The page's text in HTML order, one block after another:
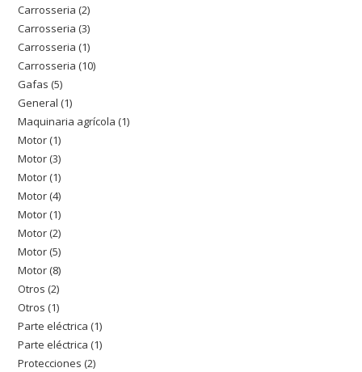
productos
Carrosseria 22
productos
Carrosseria 33
productos
Carrosseria 11
producto
Carrosseria 1010
Gafas 55
productos
General 11
producto
Maquinaria agrícola 11
Motor 11
producto
Motor 33
productos
Motor 11
producto
Motor 44
productos
Motor 11
producto
Motor 22
productos
Motor 55
productos
Motor 88
productos
Otros 22
productos
Otros 11
producto
Parte eléctrica 11
producto
Parte eléctrica 11
Protecciones 22